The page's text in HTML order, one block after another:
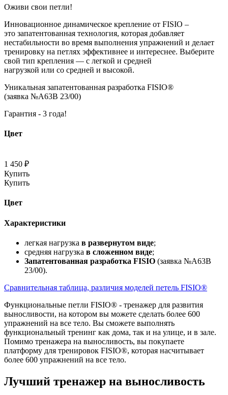
Оживи свои петли!
Инновационное динамическое крепление от FISIO –
это запатентованная технология, которая добавляет
нестабильности во время выполнения упражнений и делает
тренировку на петлях эффективнее и интереснее. Выберите
свой тип крепления — с легкой и средней
нагрузкой или со средней и высокой.
Уникальная запатентованная разработка FISIO®
(заявка №A63B 23/00)
Гарантия - 3 года!
Цвет
1 450 ₽
Купить
Купить
Цвет
Характеристики
легкая нагрузка в развернутом виде;
средняя нагрузка в сложенном виде;
Запатентованная разработка FISIO (заявка №A63B
23/00).
Сравнительная таблица, различия моделей петель FISIO®
Функциональные петли FISIO® - тренажер для развития
выносливости, на котором вы можете сделать более 600
упражнений на все тело. Вы сможете выполнять
функциональный тренинг как дома, так и на улице, и в зале.
Помимо тренажера на выносливость, вы покупаете
платформу для тренировок FISIO®, которая насчитывает
более 600 упражнений на все тело.
Лучший тренажер на выносливость